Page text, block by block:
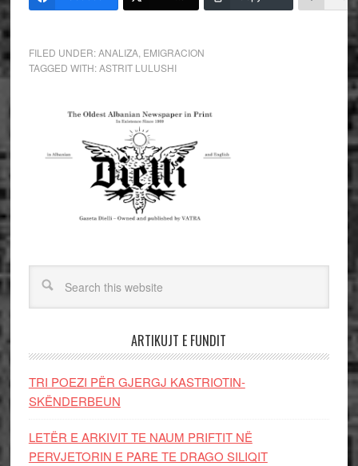
FILED UNDER:ANALIZA, EMIGRACION
TAGGED WITH:ASTRIT LULUSHI
ARTIKUJT E FUNDIT
TRI POEZI PËR GJERGJ KASTRIOTIN-
SKËNDERBEUN
LETËR E ARKIVIT TE NAUM PRIFTIT NË
PERVJETORIN E PARE TE DRAGO SILIQIT